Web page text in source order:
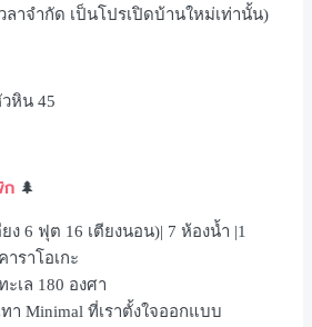
ลาจำกัด เป็นโปรเปิดบ้านใหม่เท่านั้น)
หิน 45
ก 🌲
ง 6 ฟุต 16 เตียงนอน)| 7 ห้องน้ำ |1
ราโอเกะ
เล 180 องศา
า Minimal ที่เราตั้งใจออกแบบ